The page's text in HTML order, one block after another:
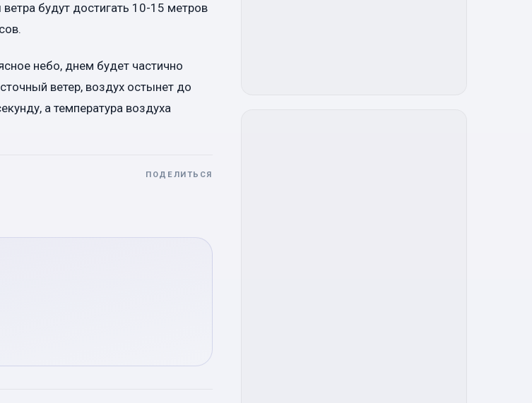
будут достигать 10-15 метров
небо, днем будет частично
ветер, воздух остынет до
а температура воздуха
ПОДЕЛИТЬСЯ